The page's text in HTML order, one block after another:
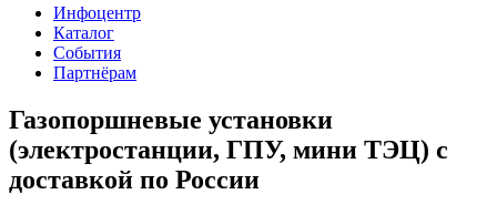
Инфоцентр
Каталог
События
Партнёрам
Газопоршневые установки
(электростанции, ГПУ, мини ТЭЦ) с
доставкой по России